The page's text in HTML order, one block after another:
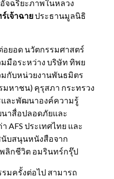
จฉริยะภาพในหลวง
เจ้าฉายประธานมูลนิธิ
ยอด นวัตกรรมศาสตร์
มือระหว่าง บริษัท ทิพย
กับหน่วยงานพันธมิตร
หาชน) คุรุสภา กระทรวง
ละพัฒนาองค์ความรู้
าสื่อปลอดภัยและ
AFS ประเทศไทย และ
บสนุนหนังสือจาก
ลิกชีวิต อมรินทร์กรุ๊ป
มครั้งต่อไป สามารถ